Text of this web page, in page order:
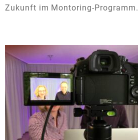
Zukunft im Montoring-Programm.